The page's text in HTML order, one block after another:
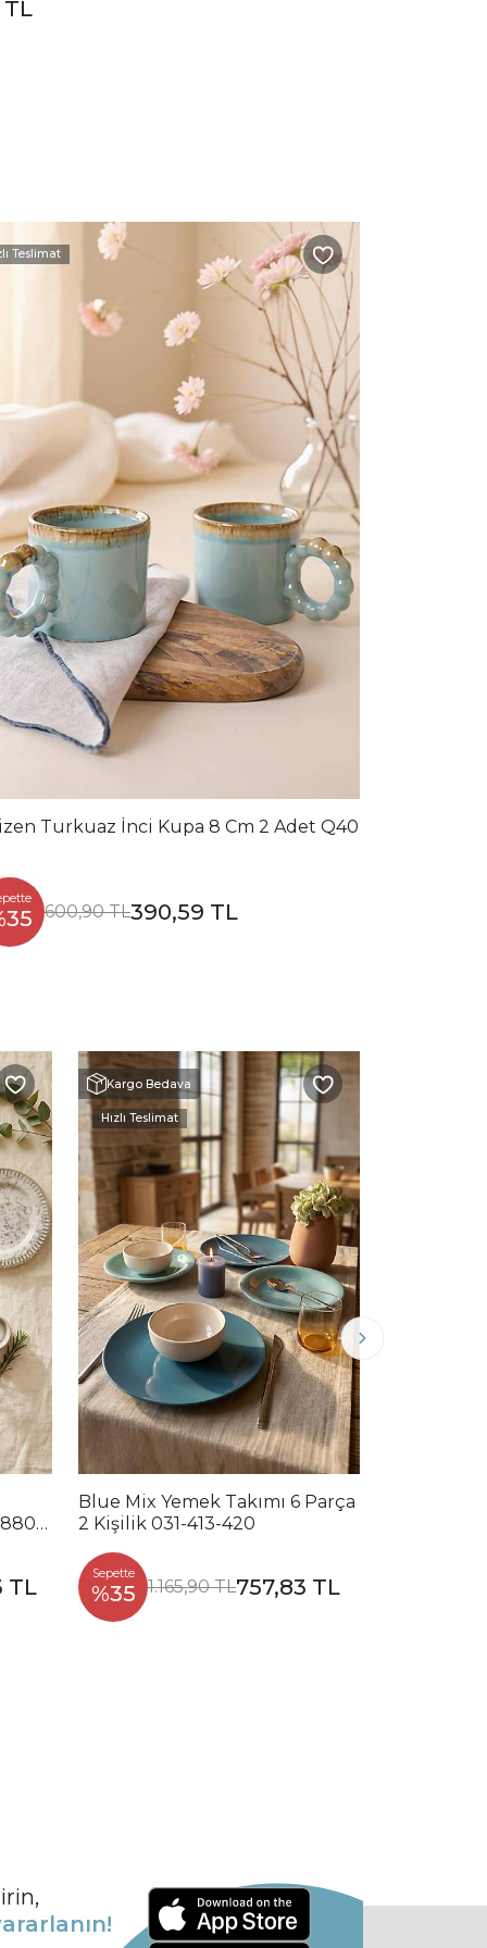
Teslimat
Turkuaz İnci Kupa 8 Cm 2 Adet Q40
600,90 TL390,59 TL
TL
Kargo Bedava
Hızlı Teslimat
Blue Mix Yemek Takımı 6 Parça
2 Kişilik 031-413-420
Sepette
%35 1.165,90 TL757,83 TL